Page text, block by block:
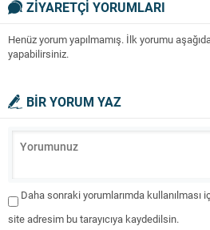
ZİYARETÇİ YORUMLARI
Henüz yorum yapılmamış. İlk yorumu
yapabilirsiniz.
BİR YORUM YAZ
Daha sonraki yorumlarımda kullanılması
site adresim bu tarayıcıya kaydedilsin.